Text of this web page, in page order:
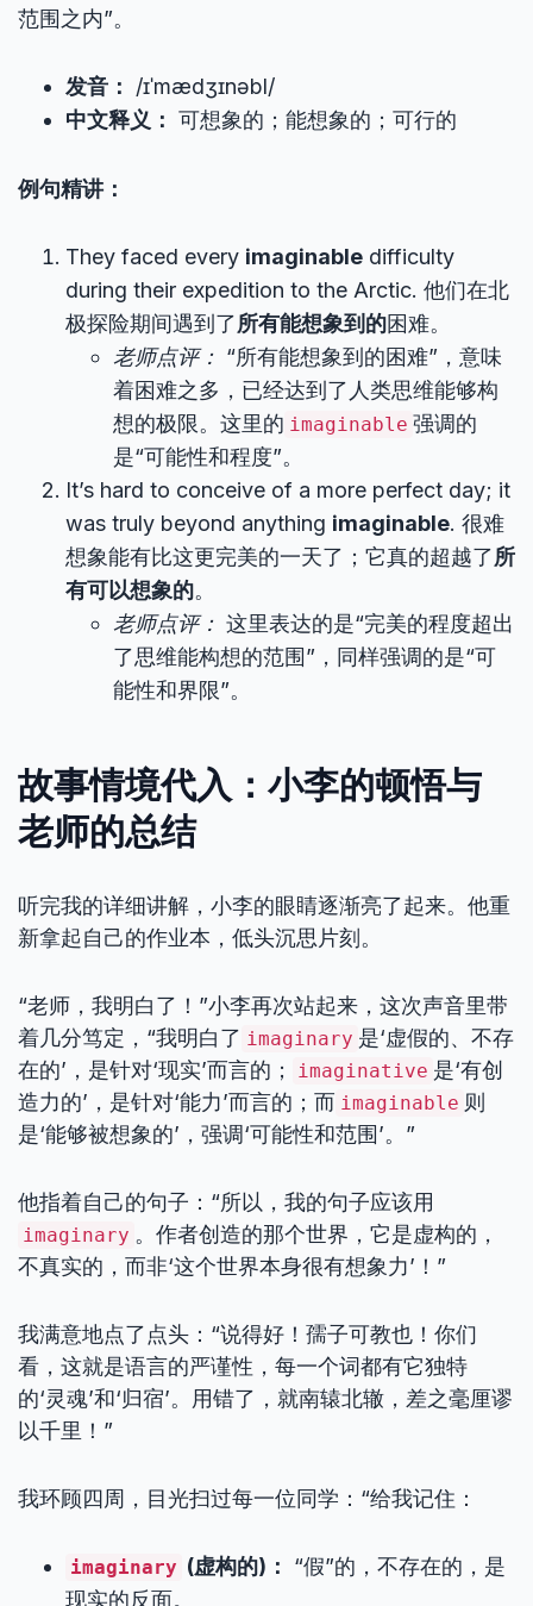
范围之内”。
发音：
/ɪˈmædʒɪnəbl/
中文释义： 可想象的；能想象的；可行的
例句精讲：
They faced every imaginable difficulty
during their expedition to the Arctic. 他们在北
极探险期间遇到了所有能想象到的困难。
老师点评： “所有能想象到的困难”，意味
着困难之多，已经达到了人类思维能够构
想的极限。这里的 imaginable 强调的
是“可能性和程度”。
It’s hard to conceive of a more perfect day; it
was truly beyond anything imaginable. 很难
想象能有比这更完美的一天了；它真的超越了所
有可以想象的。
老师点评： 这里表达的是“完美的程度超出
了思维能构想的范围”，同样强调的是“可
能性和界限”。
故事情境代入：小李的顿悟与
老师的总结
听完我的详细讲解，小李的眼睛逐渐亮了起来。他重
新拿起自己的作业本，低头沉思片刻。
“老师，我明白了！”小李再次站起来，这次声音里带
着几分笃定，“我明白了 imaginary 是‘虚假的、不存
在的’，是针对‘现实’而言的；
imaginative 是‘有创
造力的’，是针对‘能力’而言的；而 imaginable 则
是‘能够被想象的’，强调‘可能性和范围’。”
他指着自己的句子：“所以，我的句子应该用
imaginary 。作者创造的那个世界，它是虚构的，
不真实的，而非‘这个世界本身很有想象力’！”
我满意地点了点头：“说得好！孺子可教也！你们
看，这就是语言的严谨性，每一个词都有它独特
的‘灵魂’和‘归宿’。用错了，就南辕北辙，差之毫厘谬
以千里！”
我环顾四周，目光扫过每一位同学：“给我记住：
imaginary (虚构的)：
“假”的，不存在的，是
现实的反面。